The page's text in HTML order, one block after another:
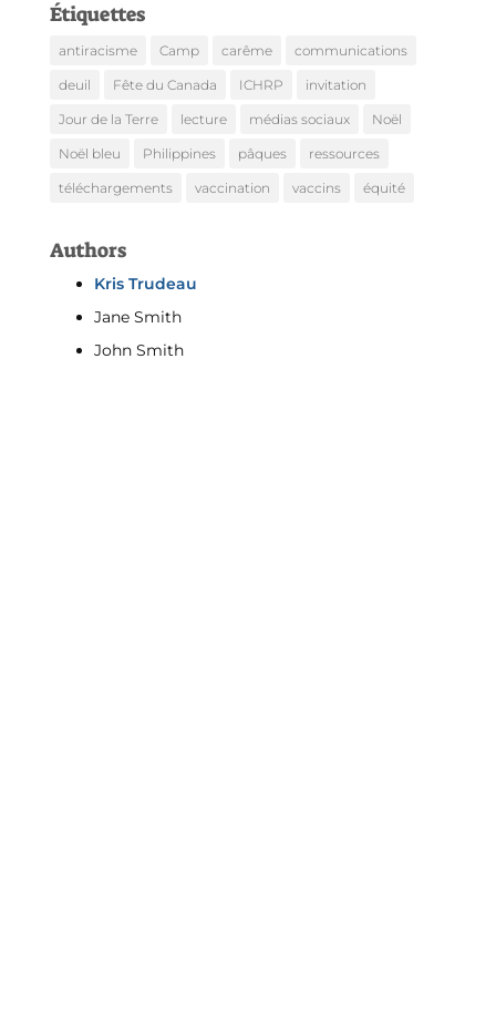
Étiquettes
antiracisme Camp carême communications
deuil Fête du Canada ICHRP invitation
Jour de la Terre lecture médias sociaux Noël
Noël bleu Philippines pâques ressources
téléchargements vaccination vaccins équité
Authors
Kris Trudeau
Jane Smith
John Smith